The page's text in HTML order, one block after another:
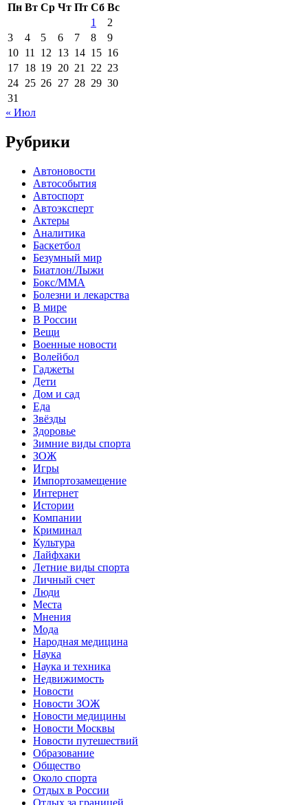
Пн Вт Ср Чт Пт Сб Вс
1
2
3
4 5 6 7 8
9
10 11 12 13 14 15 16
17 18 19 20 21 22 23
24 25 26 27 28 29 30
31
« Июл
Рубрики
Автоновости
Автособытия
Автоспорт
Автоэксперт
Актеры
Аналитика
Баскетбол
Безумный мир
Биатлон/Лыжи
Бокс/MMA
Болезни и лекарства
В мире
В России
Вещи
Военные новости
Волейбол
Гаджеты
Дети
Дом и сад
Еда
Звёзды
Здоровье
Зимние виды спорта
ЗОЖ
Игры
Импортозамещение
Интернет
Истории
Компании
Криминал
Культура
Лайфхаки
Летние виды спорта
Личный счет
Люди
Места
Мнения
Мода
Народная медицина
Наука
Наука и техника
Недвижимость
Новости
Новости ЗОЖ
Новости медицины
Новости Москвы
Новости путешествий
Образование
Общество
Около спорта
Отдых в России
Отдых за границей